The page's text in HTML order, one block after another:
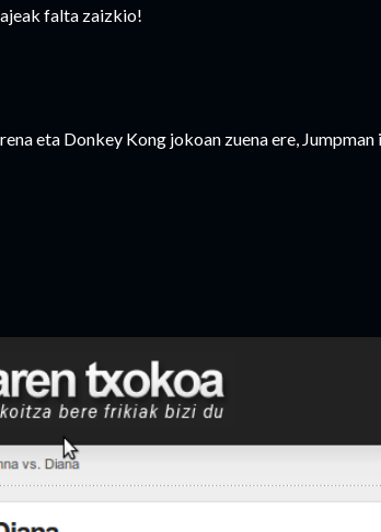
falta zaizkio!
eta Donkey Kong jokoan zuena ere, Jumpman